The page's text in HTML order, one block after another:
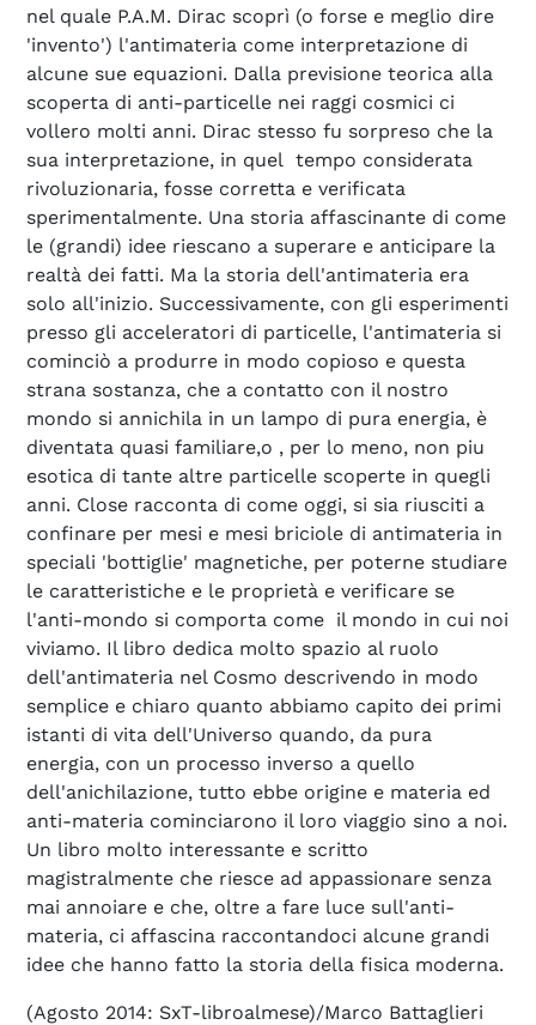
nel quale P.A.M. Dirac scoprì (o forse e meglio dire
'invento') l'antimateria come interpretazione di
alcune sue equazioni. Dalla previsione teorica alla
scoperta di anti-particelle nei raggi cosmici ci
vollero molti anni. Dirac stesso fu sorpreso che la
sua interpretazione, in quel tempo considerata
rivoluzionaria, fosse corretta e verificata
sperimentalmente. Una storia affascinante di come
le (grandi) idee riescano a superare e anticipare la
realtà dei fatti. Ma la storia dell'antimateria era
solo all'inizio. Successivamente, con gli esperimenti
presso gli acceleratori di particelle, l'antimateria si
cominciò a produrre in modo copioso e questa
strana sostanza, che a contatto con il nostro
mondo si annichila in un lampo di pura energia, è
diventata quasi familiare,o , per lo meno, non piu
esotica di tante altre particelle scoperte in quegli
anni. Close racconta di come oggi, si sia riusciti a
confinare per mesi e mesi briciole di antimateria in
speciali 'bottiglie' magnetiche, per poterne studiare
le caratteristiche e le proprietà e verificare se
l'anti-mondo si comporta come il mondo in cui noi
viviamo. Il libro dedica molto spazio al ruolo
dell'antimateria nel Cosmo descrivendo in modo
semplice e chiaro quanto abbiamo capito dei primi
istanti di vita dell'Universo quando, da pura
energia, con un processo inverso a quello
dell'anichilazione, tutto ebbe origine e materia ed
anti-materia cominciarono il loro viaggio sino a noi.
Un libro molto interessante e scritto
magistralmente che riesce ad appassionare senza
mai annoiare e che, oltre a fare luce sull'anti-
materia, ci affascina raccontandoci alcune grandi
idee che hanno fatto la storia della fisica moderna.
(Agosto 2014: SxT-libroalmese)/Marco Battaglieri